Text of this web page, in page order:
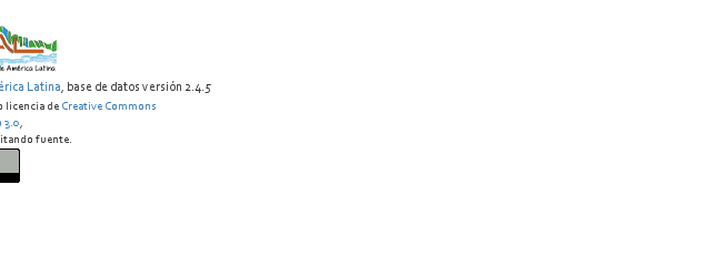
Latina, base de datos versión 2.4.5
licencia de Creative Commons
3.0,
fuente.